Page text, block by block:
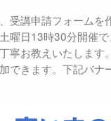
受講申請フォームを
曜日13時30分開催
寧お教えいたします。
できます。下記バナ